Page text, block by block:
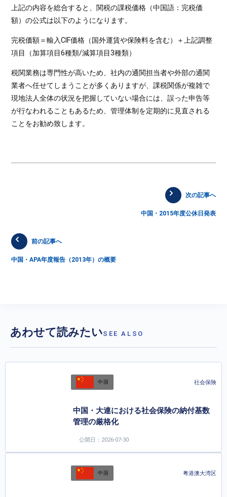
上記の内容を総合すると、関税の課税価格（中国語：完税価
額）の公式は以下のようになります。
完税価額＝輸入CIF価格（国外運賃や保険料を含む）＋上記調整
項目（加算項目6種類/減算項目3種類）
税関業務は専門性が高いため、社内の通関担当者や外部の通関
業者へ任せてしまうことが多くありますが、課税関係が複雑で
現地法人全体の状況を把握していない場合には、誤った申告等
が行なわれることもあるため、管理体制を定期的に見直される
ことをお勧め致します。
次の記事へ
中国・2015年度公休日発表
前の記事へ
中国・APA年度報告（2013年）の概要
あわせて読みたいSEE ALSO
中国 社会保険
中国・大連における社会保険の納付基数
管理の厳格化
公開日：2026-07-30
中国 粤港澳大湾区